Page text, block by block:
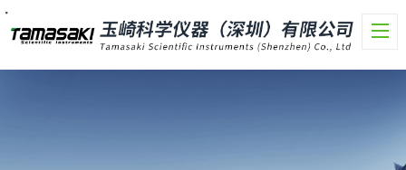
・・・・